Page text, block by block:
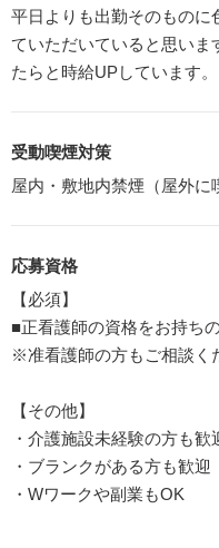
平日よりも出勤そのものに
ていただいていると思いま
たらと時給UPしています。
受動喫煙対策
屋内・敷地内禁煙（屋外に
応募資格
【必須】
■正看護師の資格をお持ち
※准看護師の方もご相談く
【その他】
・介護施設未経験の方も歓
・ブランクがある方も歓迎
・Wワークや副業もOK